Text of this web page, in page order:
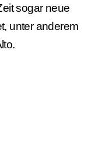
sogar neue
unter anderem